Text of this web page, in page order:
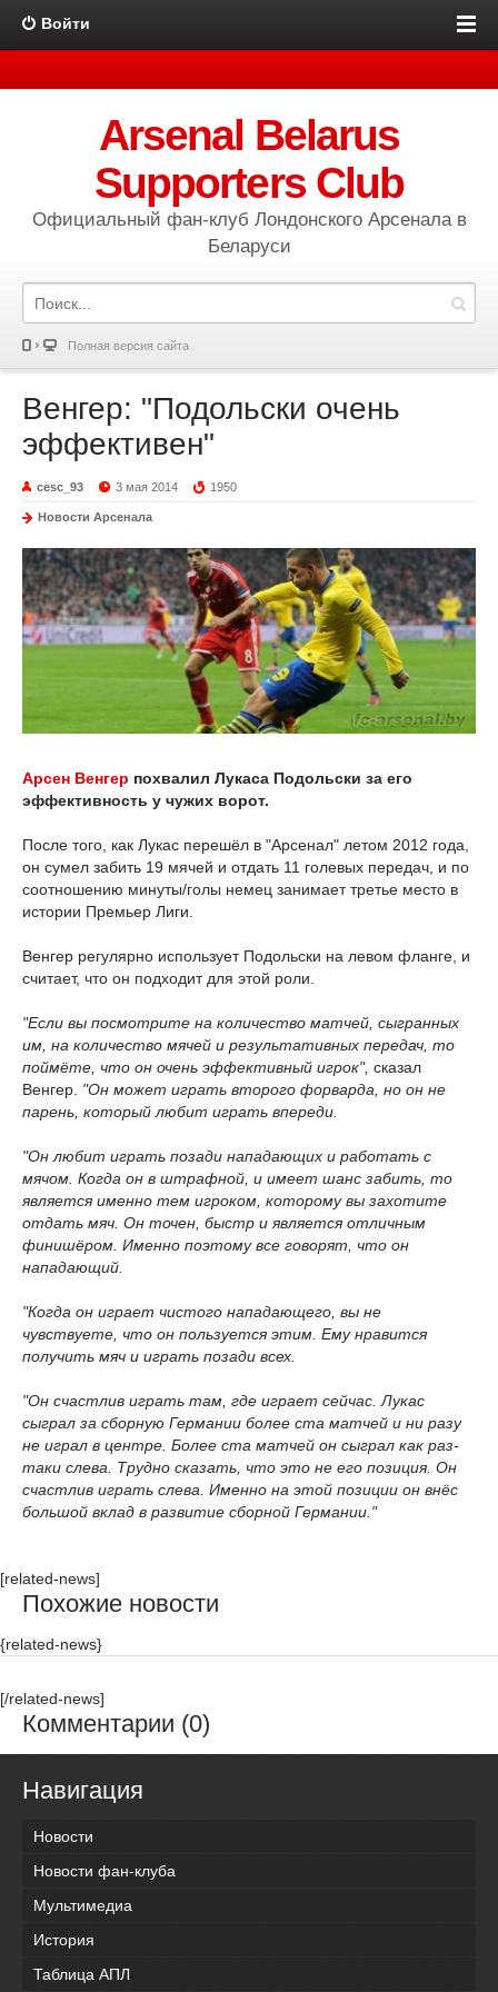
Войти
Arsenal Belarus
Supporters Club
Официальный фан-клуб Лондонского Арсенала в
Беларуси
Полная версия сайта
Венгер: "Подольски очень
эффективен"
cesc_93 3 мая 2014 1950
Новости Арсенала
Арсен Венгер похвалил Лукаса Подольски за его
эффективность у чужих ворот.
После того, как Лукас перешёл в "Арсенал" летом 2012 года,
он сумел забить 19 мячей и отдать 11 голевых передач, и по
соотношению минуты/голы немец занимает третье место в
истории Премьер Лиги.
Венгер регулярно использует Подольски на левом фланге, и
считает, что он подходит для этой роли.
"Если вы посмотрите на количество матчей, сыгранных
им, на количество мячей и результативных передач, то
поймёте, что он очень эффективный игрок", сказал
Венгер. "Он может играть второго форварда, но он не
парень, который любит играть впереди.
"Он любит играть позади нападающих и работать с
мячом. Когда он в штрафной, и имеет шанс забить, то
является именно тем игроком, которому вы захотите
отдать мяч. Он точен, быстр и является отличным
финишёром. Именно поэтому все говорят, что он
нападающий.
"Когда он играет чистого нападающего, вы не
чувствуете, что он пользуется этим. Ему нравится
получить мяч и играть позади всех.
"Он счастлив играть там, где играет сейчас. Лукас
сыграл за сборную Германии более ста матчей и ни разу
не играл в центре. Более ста матчей он сыграл как раз-
таки слева. Трудно сказать, что это не его позиция. Он
счастлив играть слева. Именно на этой позиции он внёс
большой вклад в развитие сборной Германии."
[related-news]
Похожие новости
{related-news}
[/related-news]
Комментарии (0)
Навигация
Новости
Новости фан-клуба
Мультимедиа
История
Таблица АПЛ